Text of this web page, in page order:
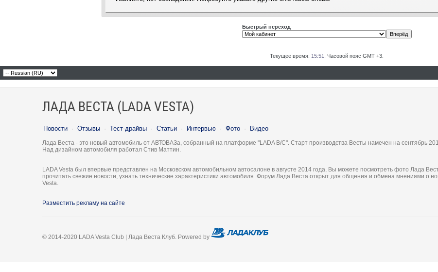
Быстрый переход
Текущее время: 15:51 . Часовой пояс GMT +3.
ЛАДА ВЕСТА (LADA VESTA)
Новости · Отзывы · Тест-драйвы · Статьи · Интервью · Фото · Видео
Лада Веста - это новый автомобиль от АВТОВАЗа, собранный на платформе "LADA B/C". Старт производства Весты намечен на сентябрь
Над дизайном автомобиля работал Стив Маттин.
LADA Vesta был впервые представлен на Московском автомобильном автосалоне в августе 2014 года, Вы можете посмотреть фото Лада
прочитать свежие новости, узнать технические характеристики автомобиля. Форум Лада Веста открыт для общения и обмена мнениями о
Vesta.
Разместить рекламу на сайте
© 2014-2020 LADA Vesta Club | Лада Веста Клуб. Powered by